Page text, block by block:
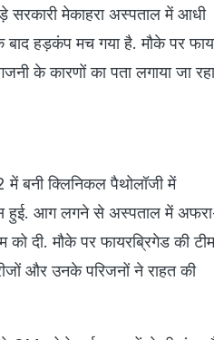
मेकाहरा अस्पताल में आधी
हड़कंप मच गया है. मौके पर
के कारणों का पता लगाया जा रहा
में बनी क्लिनिकल पैथोलॉजी में
हुई. आग लगने से अस्पताल में
दी. मौके पर फायरब्रिगेड की टीम
और उनके परिजनों ने राहत की